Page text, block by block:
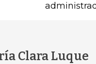
Clara Luque